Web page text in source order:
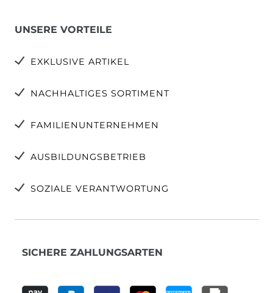
UNSERE VORTEILE
EXKLUSIVE ARTIKEL
NACHHALTIGES SORTIMENT
FAMILIENUNTERNEHMEN
AUSBILDUNGSBETRIEB
SOZIALE VERANTWORTUNG
SICHERE ZAHLUNGSARTEN